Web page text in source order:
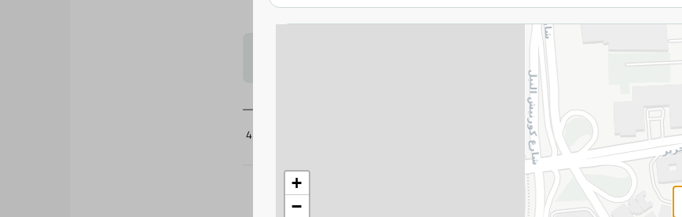
يرجى الملاحظة:
طفيف. قد يتغير التعبئة بناءً على التوفر.
المواصفات
SKU
425028
+
−